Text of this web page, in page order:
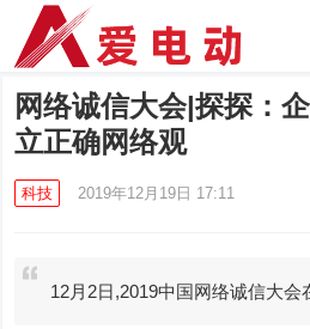
网络诚信大会|探探：
立正确网络观
科技 2019年12月19日 17:11
12月2日,2019中国网络诚信大会